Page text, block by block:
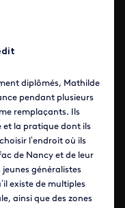
diplômés, Mathilde
pendant plusieurs
remplaçants. Ils
et la pratique dont ils
l’endroit où ils
de Nancy et de leur
généralistes
existe de multiples
ainsi que des zones